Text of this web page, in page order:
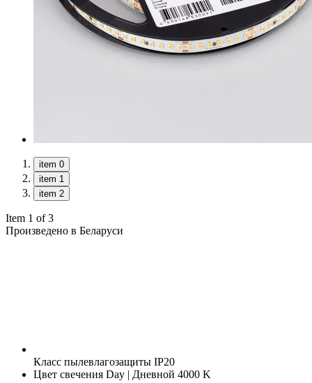
item 0
item 1
item 2
Item 1 of 3
Произведено в Беларуси
Класс пылевлагозащиты IP20
Цвет свечения Day | Дневной 4000 K